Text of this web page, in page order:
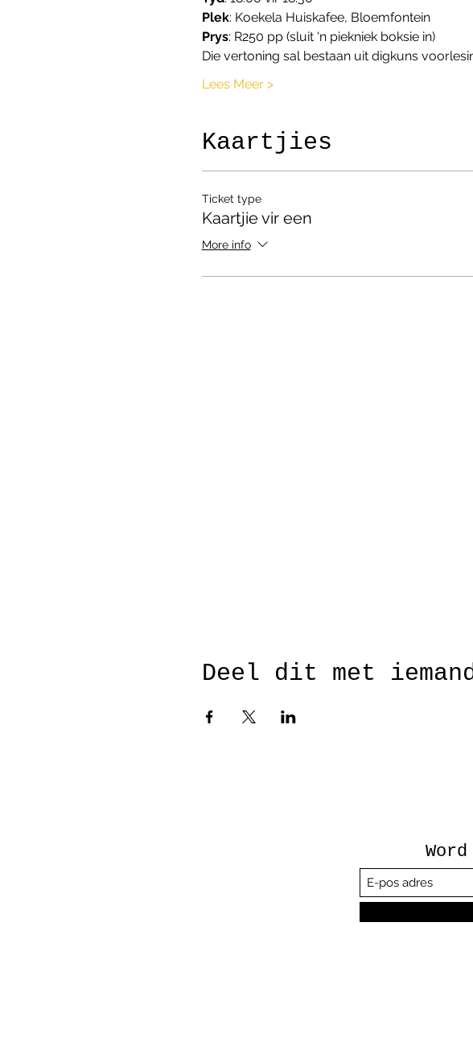
Plek: Koekela Huiskafee, Bloemfontein
Prys: R250 pp (sluit 'n piekniek boksie in)
Die vertoning sal bestaan uit digkuns
Lees Meer >
Kaartjies
Ticket type
Kaartjie vir een
More info
Deel dit met